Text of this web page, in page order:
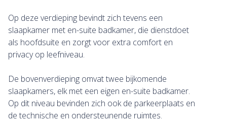
Op deze verdieping bevindt zich tevens een
slaapkamer met en-suite badkamer, die dienstdoet
als hoofdsuite en zorgt voor extra comfort en
privacy op leefniveau.
De bovenverdieping omvat twee bijkomende
slaapkamers, elk met een eigen en-suite badkamer.
Op dit niveau bevinden zich ook de parkeerplaats en
de technische en ondersteunende ruimtes.